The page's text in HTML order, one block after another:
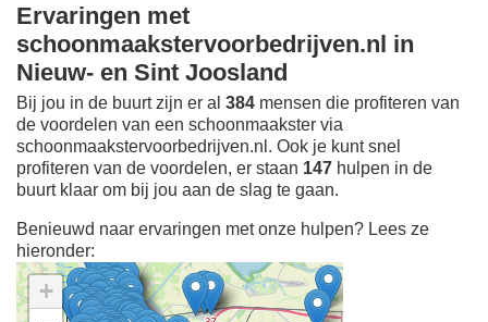
Ervaringen met
schoonmaakstervoorbedrijven.nl in
Nieuw- en Sint Joosland
Bij jou in de buurt zijn er al 384 mensen die profiteren van
de voordelen van een schoonmaakster via
schoonmaakstervoorbedrijven.nl. Ook je kunt snel
profiteren van de voordelen, er staan 147 hulpen in de
buurt klaar om bij jou aan de slag te gaan.
Benieuwd naar ervaringen met onze hulpen? Lees ze
hieronder:
+